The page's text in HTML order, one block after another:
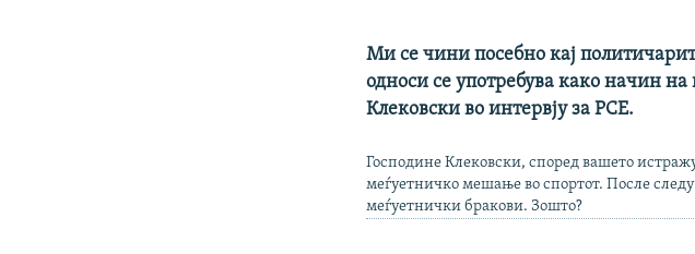
Ми се чини посебно кај
односи се употребува како начин
Клековски во интервју за РСЕ.
Господине Клековски, според вашето
меѓуетничко мешање во спортот. После
меѓуетнички бракови. Зошто?